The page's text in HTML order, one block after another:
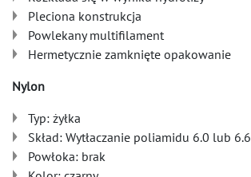
Pleciona konstrukcja
Powlekany multifilament
Hermetycznie zamknięte opakowanie
Nylon
Typ: żyłka
Skład: Wytłaczanie poliamidu 6.0 lub 6.6
Powłoka: brak